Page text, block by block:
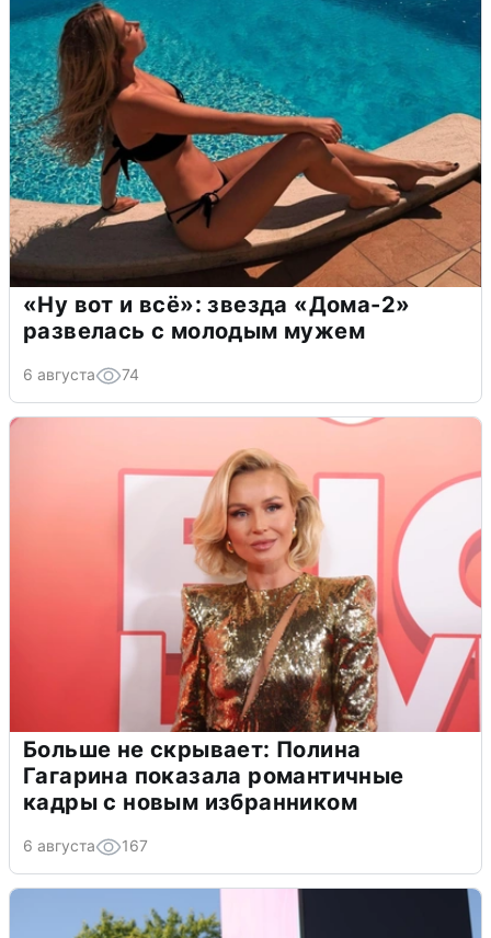
«Ну вот и всё»: звезда «Дома-2»
развелась с молодым мужем
6 августа 74
Больше не скрывает: Полина
Гагарина показала романтичные
кадры с новым избранником
6 августа 167